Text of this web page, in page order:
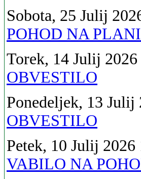
Sobota, 25 Julij
POHOD NA
Torek, 14 Julij 2026
OBVESTILO
Ponedeljek, 13 Julij
OBVESTILO
Petek, 10 Julij 2026
VABILO NA